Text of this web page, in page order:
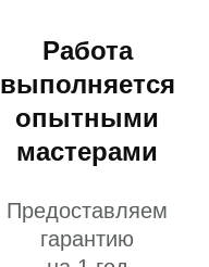
Работа
выполняется
опытными
мастерами
Предоставляем
гарантию